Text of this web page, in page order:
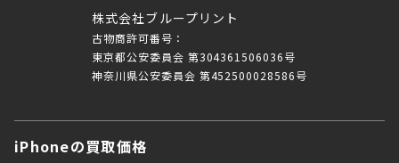
株式会社ブループリント
古物商許可番号：
東京都公安委員会 第304361506036号
神奈川県公安委員会 第452500028586号
iPhoneの買取価格